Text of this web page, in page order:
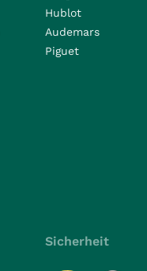
Hublot
Audemars
Piguet
Sicherheit